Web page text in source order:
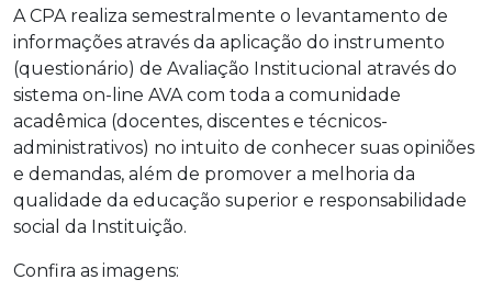
A CPA realiza semestralmente o levantamento de
informações através da aplicação do instrumento
(questionário) de Avaliação Institucional através do
sistema on-line AVA com toda a comunidade
acadêmica (docentes, discentes e técnicos-
administrativos) no intuito de conhecer suas opiniões
e demandas, além de promover a melhoria da
qualidade da educação superior e responsabilidade
social da Instituição.
Confira as imagens: